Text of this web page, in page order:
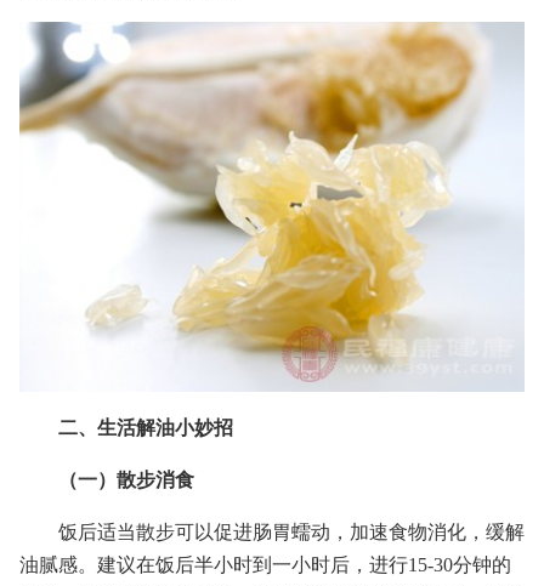
二、生活解油小妙招
（一）散步消食
饭后适当散步可以促进肠胃蠕动，加速食物消化，缓解
油腻感。建议在饭后半小时到一小时后，进行15-30分钟的